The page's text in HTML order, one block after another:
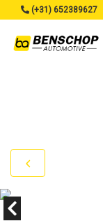
(+31) 652389627